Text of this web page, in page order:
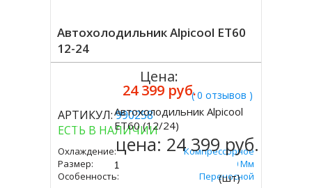
Автохолодильник Alpicool ЕT60
12-24
( 0 отзывов )
АРТИКУЛ:990258
ЕСТЬ В НАЛИЧИИ
Охлаждение:
Компрессорное
Размер:
545х723х360 Мм
Особенность:
Переносной
Цена:
24 399 руб.
Купить
Автохолодильник Alpicool
ЕT60 (12/24)
цена: 24 399 руб.
(шт)